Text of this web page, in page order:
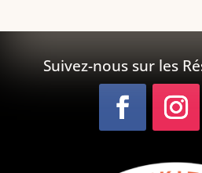
Suivez-nous sur les